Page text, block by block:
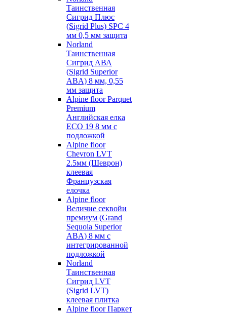
Таинственная
Сигрид Плюс
(Sigrid Plus) SPC 4
мм 0,5 мм защита
Norland
Таинственная
Сигрид АВА
(Sigrid Superior
ABA) 8 мм, 0,55
мм защита
Alpine floor Parquet
Premium
Английская елка
ECO 19 8 мм с
подложкой
Alpine floor
Chevron LVT
2.5мм (Шеврон)
клеевая
Французская
елочка
Alpine floor
Величие секвойи
премиум (Grand
Sequoia Superior
ABA) 8 мм с
интегрированной
подложкой
Norland
Таинственная
Сигрид LVT
(Sigrid LVT)
клеевая плитка
Alpine floor Паркет